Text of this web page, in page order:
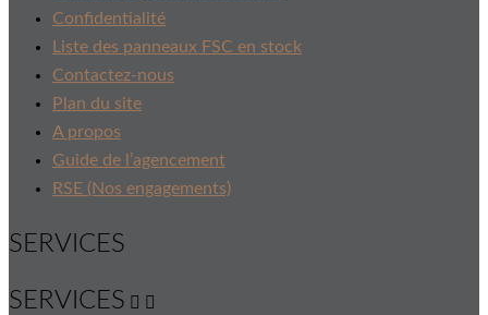
Confidentialité
Liste des panneaux FSC en stock
Contactez-nous
Plan du site
A propos
Guide de l’agencement
RSE (Nos engagements)
SERVICES
SERVICES  